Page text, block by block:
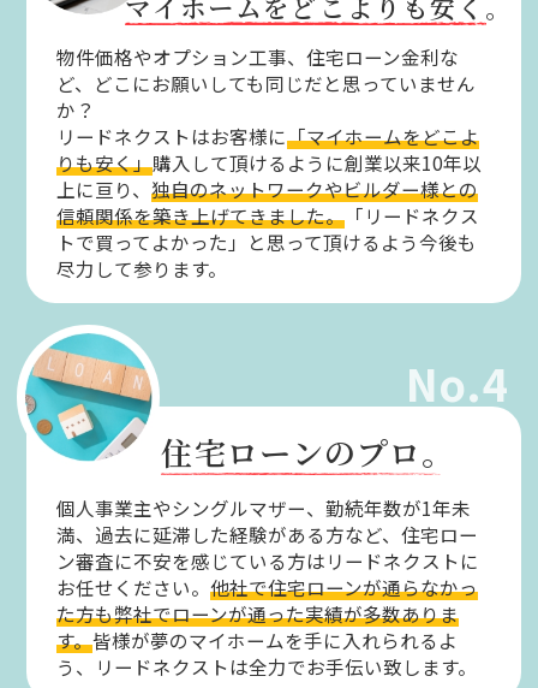
物件価格やオプション工事、住宅ローン金利な
ど、どこにお願いしても同じだと思っていません
か？
リードネクストはお客様に「マイホームをどこよ
りも安く」購入して頂けるように創業以来10年以
上に亘り、独自のネットワークやビルダー様との
信頼関係を築き上げてきました。 「リードネクス
トで買ってよかった」と思って頂けるよう今後も
尽力して参ります。
No.4
住宅ローンのプロ。
個人事業主やシングルマザー、勤続年数が1年未
満、過去に延滞した経験がある方など、住宅ロー
ン審査に不安を感じている方はリードネクストに
お任せください。他社で住宅ローンが通らなかっ
た方も弊社でローンが通った実績が多数ありま
す。皆様が夢のマイホームを手に入れられるよ
う、リードネクストは全力でお手伝い致します。